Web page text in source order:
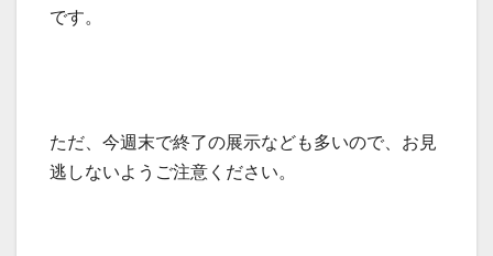
です。
ただ、今週末で終了の展示なども多いので、お見
逃しないようご注意ください。